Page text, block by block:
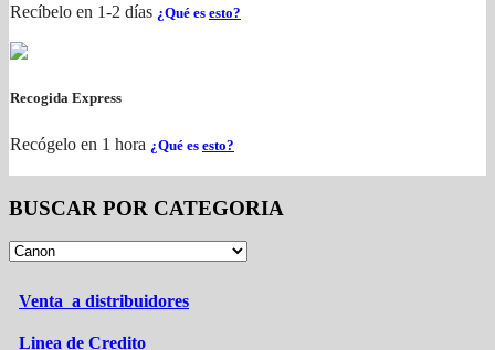
Recíbelo en 1-2 días ¿Qué es esto?
Recogida Express
Recógelo en 1 hora ¿Qué es esto?
BUSCAR POR CATEGORIA
Venta a distribuidores
Linea de Credito